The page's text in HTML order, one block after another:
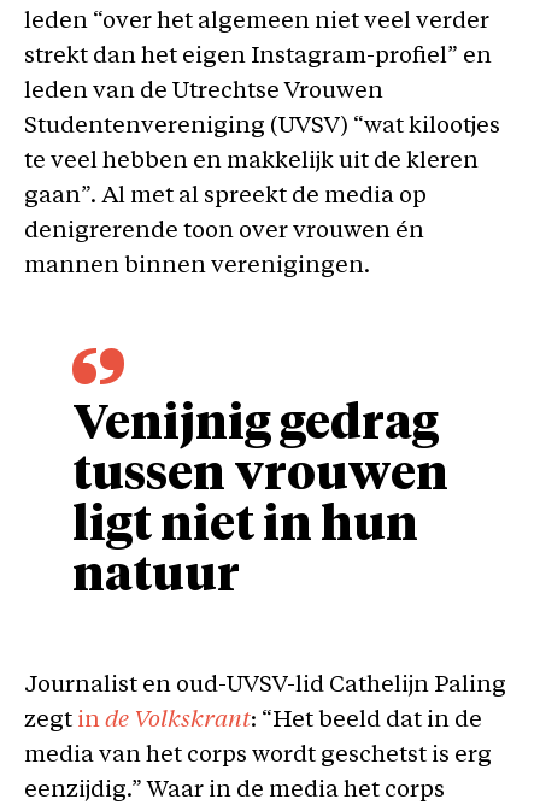
leden “over het algemeen niet veel verder
strekt dan het eigen Instagram-profiel” en
leden van de Utrechtse Vrouwen
Studentenvereniging (UVSV) “wat kilootjes
te veel hebben en makkelijk uit de kleren
gaan”. Al met al spreekt de media op
denigrerende toon over vrouwen én
mannen binnen verenigingen.
Venijnig gedrag
tussen vrouwen
ligt niet in hun
natuur
Journalist en oud-UVSV-lid Cathelijn Paling
zegt in de Volkskrant: “Het beeld dat in de
media van het corps wordt geschetst is erg
eenzijdig.” Waar in de media het corps